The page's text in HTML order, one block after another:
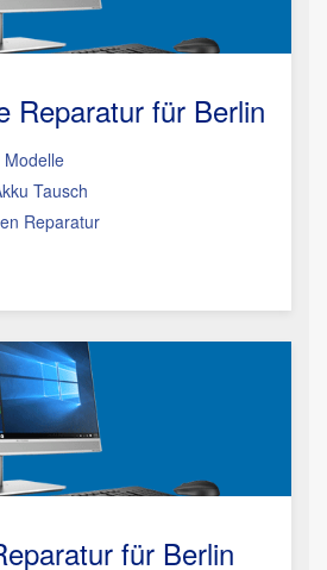
Reparatur für Berlin
Tausch
Reparatur
für Berlin